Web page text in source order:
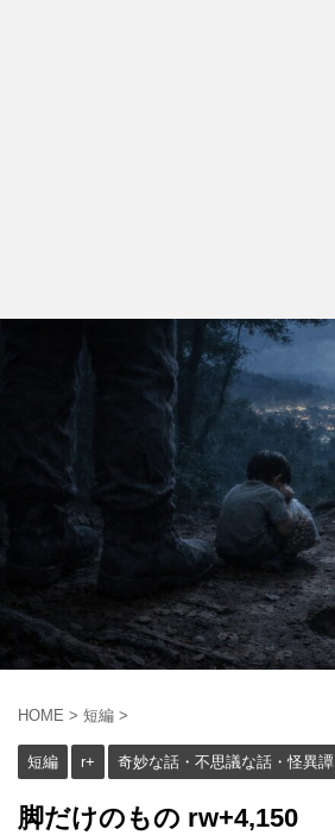
HOME > 短編 >
短編 r+ 奇妙な話・不思議な話・怪異譚
脚だけのもの rw+4,150